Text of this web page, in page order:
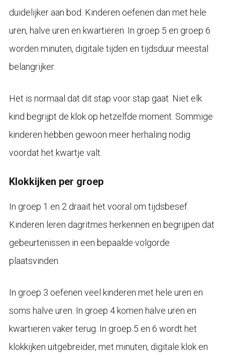
duidelijker aan bod. Kinderen oefenen dan met hele
uren, halve uren en kwartieren. In groep 5 en groep 6
worden minuten, digitale tijden en tijdsduur meestal
belangrijker.
Het is normaal dat dit stap voor stap gaat. Niet elk
kind begrijpt de klok op hetzelfde moment. Sommige
kinderen hebben gewoon meer herhaling nodig
voordat het kwartje valt.
Klokkijken per groep
In groep 1 en 2 draait het vooral om tijdsbesef.
Kinderen leren dagritmes herkennen en begrijpen dat
gebeurtenissen in een bepaalde volgorde
plaatsvinden.
In groep 3 oefenen veel kinderen met hele uren en
soms halve uren. In groep 4 komen halve uren en
kwartieren vaker terug. In groep 5 en 6 wordt het
klokkijken uitgebreider, met minuten, digitale klok en